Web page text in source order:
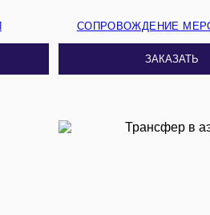
СОПРОВОЖДЕНИЕ
ЗАКАЗАТЬ